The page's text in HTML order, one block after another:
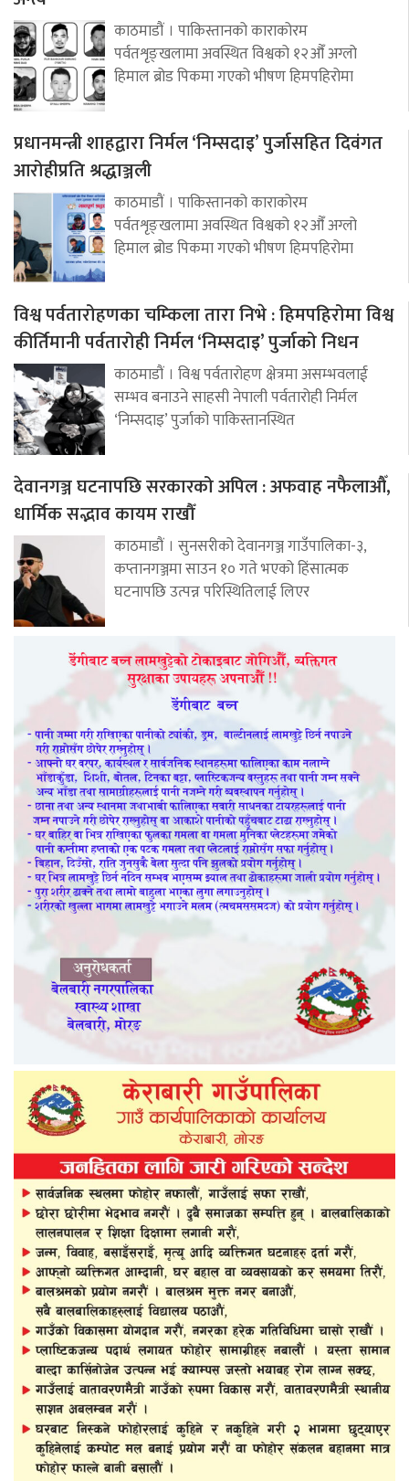
काठमाडौं । पाकिस्तानको काराकोरम
पर्वतशृङ्खलामा अवस्थित विश्वको १२औँ अग्लो
हिमाल ब्रोड पिकमा गएको भीषण हिमपहिरोमा
प्रधानमन्त्री शाहद्वारा निर्मल ‘निम्सदाइ’ पुर्जासहित दिवंगत
आरोहीप्रति श्रद्धाञ्जली
काठमाडौं । पाकिस्तानको काराकोरम
पर्वतशृङ्खलामा अवस्थित विश्वको १२औँ अग्लो
हिमाल ब्रोड पिकमा गएको भीषण हिमपहिरोमा
विश्व पर्वतारोहणका चम्किला तारा निभे : हिमपहिरोमा विश्व
कीर्तिमानी पर्वतारोही निर्मल ‘निम्सदाइ’ पुर्जाको निधन
काठमाडौं । विश्व पर्वतारोहण क्षेत्रमा असम्भवलाई
सम्भव बनाउने साहसी नेपाली पर्वतारोही निर्मल
‘निम्सदाइ’ पुर्जाको पाकिस्तानस्थित
देवानगञ्ज घटनापछि सरकारको अपिल : अफवाह नफैलाऔँ,
धार्मिक सद्भाव कायम राखौँ
काठमाडौं । सुनसरीको देवानगञ्ज गाउँपालिका-३,
कप्तानगञ्जमा साउन १० गते भएको हिंसात्मक
घटनापछि उत्पन्न परिस्थितिलाई लिएर